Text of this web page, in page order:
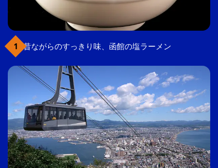
昔ながらのすっきり味、函館の塩ラーメン